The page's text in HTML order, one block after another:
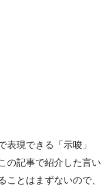
表現できる「示唆」
の記事で紹介した言い
ことはまずないので、